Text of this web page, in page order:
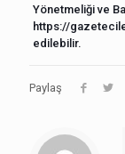
Yönetmeliği ve
https://
edilebilir.
Paylaş